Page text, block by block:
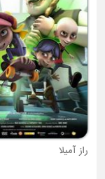
راز آمیلا